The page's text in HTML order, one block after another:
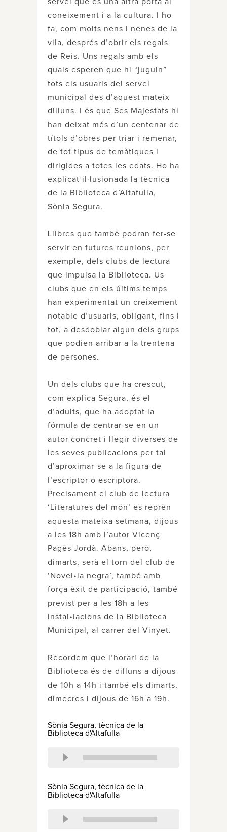
coneixement i a la cultura. I ho
fa, com molts nens i nenes de la
vila, després d’obrir els regals
de Reis. Uns regals amb els
quals esperen que hi “juguin”
tots els usuaris del servei
municipal des d’aquest mateix
dilluns. I és que Ses Majestats hi
han deixat més d’un centenar de
títols d’obres per triar i remenar,
de tot tipus de temàtiques i
dirigides a totes les edats. Ho ha
explicat il·lusionada la tècnica
de la Biblioteca d’Altafulla,
Sònia Segura.
Llibres que també podran fer-se
servir en futures reunions, per
exemple, dels clubs de lectura
que impulsa la Biblioteca. Us
clubs que en els últims temps
han experimentat un creixement
notable d’usuaris, obligant, fins i
tot, a desdoblar algun dels grups
que podien arribar a la trentena
de persones.
Un dels clubs que ha crescut,
com explica Segura, és el
d’adults, que ha adoptat la
fórmula de centrar-se en un
autor concret i llegir diverses de
les seves publicacions per tal
d’aproximar-se a la figura de
l’escriptor o escriptora.
Precisament el club de lectura
‘Literatures del món’ es reprèn
aquesta mateixa setmana, dijous
a les 18h amb l’autor Vicenç
Pagès Jordà. Abans, però,
dimarts, serà el torn del club de
‘Novel•la negra’, també amb
força èxit de participació, també
previst per a les 18h a les
instal•lacions de la Biblioteca
Municipal, al carrer del Vinyet.
Recordem que l’horari de la
Biblioteca és de dilluns a dijous
de 10h a 14h i també els dimarts,
dimecres i dijous de 16h a 19h.
Sònia Segura, tècnica de la
Biblioteca d'Altafulla
Sònia Segura, tècnica de la
Biblioteca d'Altafulla